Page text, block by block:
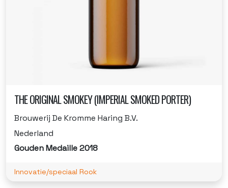
THE ORIGINAL SMOKEY (IMPERIAL SMOKED PORTER)
Brouwerij De Kromme Haring B.V.
Nederland
Gouden Medaille 2018
Innovatie/speciaal Rook